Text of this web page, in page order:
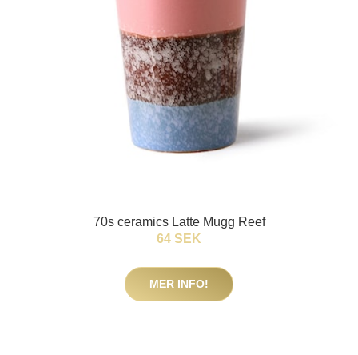
70s ceramics Latte Mugg Reef
64 SEK
MER INFO!